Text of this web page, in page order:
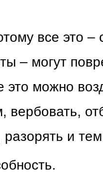
все это –
– могут
это можно
вербовать,
разорять и